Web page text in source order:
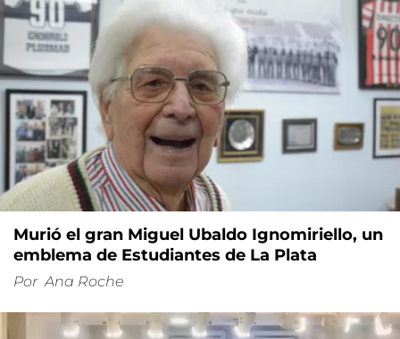
Murió el gran Miguel Ubaldo Ignomiriello, un
emblema de Estudiantes de La Plata
Por Ana Roche